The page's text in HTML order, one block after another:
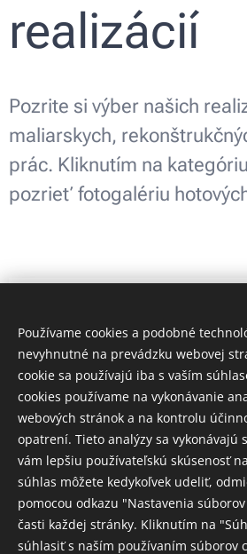
realizácií
Pozrite si výber našich
maliarskych,
prác. Kliknutím na
pozrieť fotogalériu
Interiér
a obytných
dôrazom na
čistotu, detail
a kvalitný
výsledok.
Stierkovan
Vyrovnanie
podkladu a
príprava
povrchu na
finálny náter.
Menšie
cie
Drobné
stavebné
úpravy,
opravy a
rekonštrukčn
é zásahy v
interiéri.
Fasády
Obnova a
maľovanie
fasád s
dôrazom na
odolnosť a
estetický
vzhľad.
Používame cookies a podobné
nevyhnutné na prevádzku webovej
cookie sa používajú iba s vaším
cookies používame na vykonávanie
webových stránok a na kontrolu
opatrení. Tieto analýzy sa vykonávajú
vám lepšiu používateľskú skúsenosť
súhlas môžete kedykoľvek udeliť,
pomocou odkazu "Nastavenia
časti každej stránky. Kliknutím na
súhlasiť s naším používaním súborov